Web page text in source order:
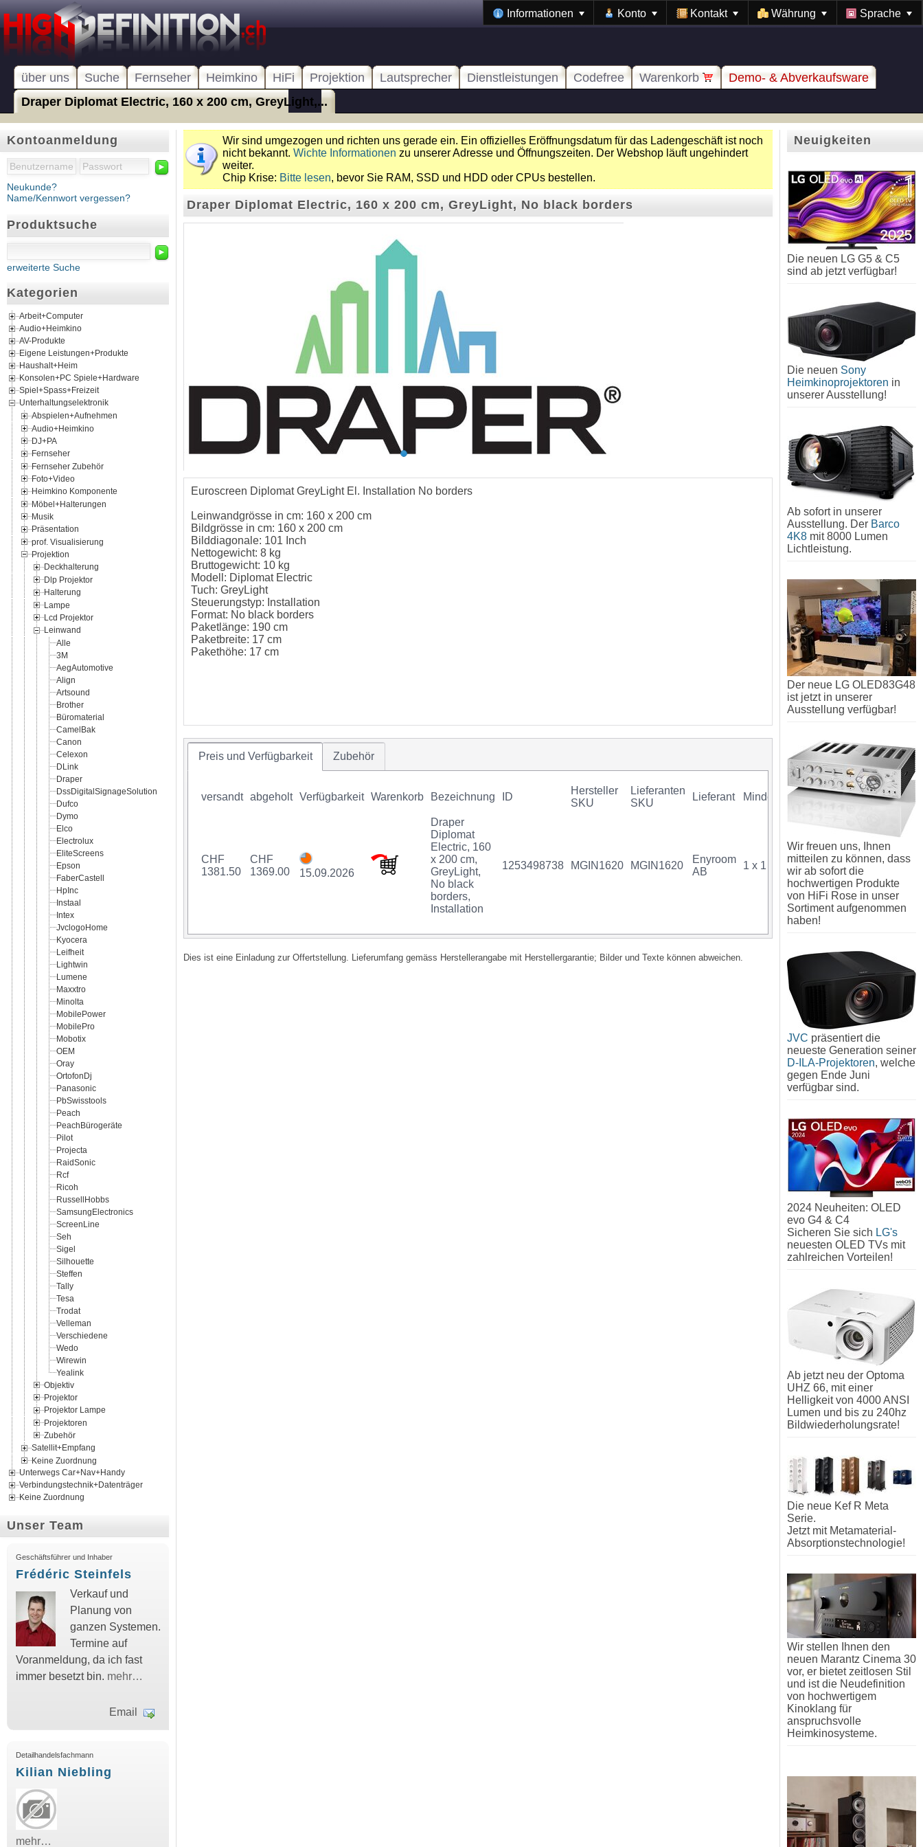
Informationen Konto Kontakt Währung Sprache
über uns Suche Fernseher Heimkino HiFi Projektion Lautsprecher Dienstleistungen Codefree Warenkorb
Demo- & Abverkaufsware
Draper Diplomat Electric, 160 x 200 cm, GreyLight,...
Kontoanmeldung
►
Neukunde?
Name/Kennwort vergessen?
Produktsuche
►
erweiterte Suche
Kategorien
Arbeit+Computer
Audio+Heimkino
AV-Produkte
Eigene Leistungen+Produkte
Haushalt+Heim
Konsolen+PC Spiele+Hardware
Spiel+Spass+Freizeit
Unterhaltungselektronik
Abspielen+Aufnehmen
Audio+Heimkino
DJ+PA
Fernseher
Fernseher Zubehör
Foto+Video
Heimkino Komponente
Möbel+Halterungen
Musik
Präsentation
prof. Visualisierung
Projektion
Deckhalterung
Dlp Projektor
Halterung
Lampe
Lcd Projektor
Leinwand
Alle
3M
AegAutomotive
Align
Artsound
Brother
Büromaterial
CamelBak
Canon
Celexon
DLink
Draper
DssDigitalSignageSolution
Dufco
Dymo
Elco
Electrolux
EliteScreens
Epson
FaberCastell
HpInc
Instaal
Intex
JvclogoHome
Kyocera
Leifheit
Lightwin
Lumene
Maxxtro
Minolta
MobilePower
MobilePro
Mobotix
OEM
Oray
OrtofonDj
Panasonic
PbSwisstools
Peach
PeachBürogeräte
Pilot
Projecta
RaidSonic
Rcf
Ricoh
RussellHobbs
SamsungElectronics
ScreenLine
Seh
Sigel
Silhouette
Steffen
Tally
Tesa
Trodat
Velleman
Verschiedene
Wedo
Wirewin
Yealink
Objektiv
Projektor
Projektor Lampe
Projektoren
Zubehör
Satellit+Empfang
Keine Zuordnung
Unterwegs Car+Nav+Handy
Verbindungstechnik+Datenträger
Keine Zuordnung
Unser Team
Geschäftsführer und Inhaber
Frédéric Steinfels
Verkauf und
Planung von
ganzen Systemen.
Termine auf
Voranmeldung, da ich fast
immer besetzt bin. mehr…
Email
Detailhandelsfachmann
Kilian Niebling
mehr…
Wir sind umgezogen und richten uns gerade ein. Ein offizielles Eröffnungsdatum für das Ladengeschäft ist noch
nicht bekannt. Wichte Informationen zu unserer Adresse und Öffnungszeiten. Der Webshop läuft ungehindert
weiter.
Chip Krise: Bitte lesen, bevor Sie RAM, SSD und HDD oder CPUs bestellen.
Draper Diplomat Electric, 160 x 200 cm, GreyLight, No black borders
Euroscreen Diplomat GreyLight El. Installation No borders
Leinwandgrösse in cm: 160 x 200 cm
Bildgrösse in cm: 160 x 200 cm
Bilddiagonale: 101 Inch
Nettogewicht: 8 kg
Bruttogewicht: 10 kg
Modell: Diplomat Electric
Tuch: GreyLight
Steuerungstyp: Installation
Format: No black borders
Paketlänge: 190 cm
Paketbreite: 17 cm
Pakethöhe: 17 cm
Preis und Verfügbarkeit Zubehör
versandt abgeholt Verfügbarkeit Warenkorb Bezeichnung ID
Hersteller
SKU
Lieferanten
SKU
Lieferant Mindestkauf GTIN
CHF
1381.50
CHF
1369.00
15.09.2026
Draper
Diplomat
Electric, 160
x 200 cm,
GreyLight,
No black
borders,
Installation
1253498738 MGIN1620 MGIN1620
Enyroom
AB
1 x 1 Stück 07340034704240
Dies ist eine Einladung zur Offertstellung. Lieferumfang gemäss Herstellerangabe mit Herstellergarantie; Bilder und Texte können abweichen.
Neuigkeiten
Die neuen LG G5 & C5
sind ab jetzt verfügbar!
Die neuen Sony
Heimkinoprojektoren in
unserer Ausstellung!
Ab sofort in unserer
Ausstellung. Der Barco
4K8 mit 8000 Lumen
Lichtleistung.
Der neue LG OLED83G48
ist jetzt in unserer
Ausstellung verfügbar!
Wir freuen uns, Ihnen
mitteilen zu können, dass
wir ab sofort die
hochwertigen Produkte
von HiFi Rose in unser
Sortiment aufgenommen
haben!
JVC präsentiert die
neueste Generation seiner
D-ILA-Projektoren, welche
gegen Ende Juni
verfügbar sind.
2024 Neuheiten: OLED
evo G4 & C4
Sicheren Sie sich LG's
neuesten OLED TVs mit
zahlreichen Vorteilen!
Ab jetzt neu der Optoma
UHZ 66, mit einer
Helligkeit von 4000 ANSI
Lumen und bis zu 240hz
Bildwiederholungsrate!
Die neue Kef R Meta
Serie.
Jetzt mit Metamaterial-
Absorptionstechnologie!
Wir stellen Ihnen den
neuen Marantz Cinema 30
vor, er bietet zeitlosen Stil
und ist die Neudefinition
von hochwertigem
Kinoklang für
anspruchsvolle
Heimkinosysteme.